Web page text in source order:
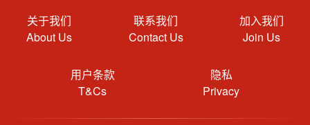
关于我们
About Us
联系我们
Contact Us
加入我们
Join Us
用户条款
T&Cs
隐私
Privacy